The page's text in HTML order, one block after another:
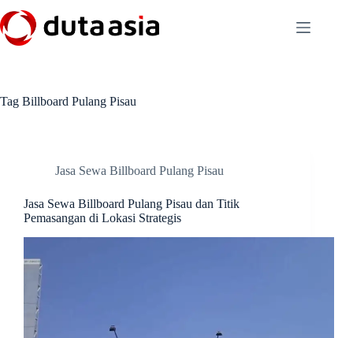
to
content
Tag Billboard Pulang Pisau
Jasa Sewa Billboard Pulang Pisau
Jasa Sewa Billboard Pulang Pisau dan Titik
Pemasangan di Lokasi Strategis